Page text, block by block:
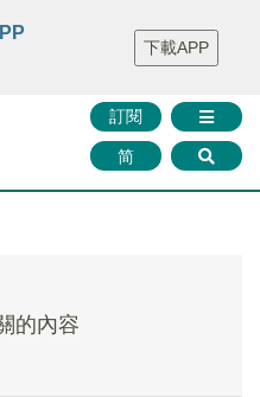
財華證券 媒體矩陣
智庫沙龍
聯絡我們
訂閱
简
下載APP
的內容